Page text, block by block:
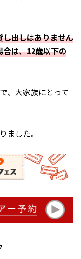
出しはありません
合は、12歳以下の
、大家族にとって
ました。